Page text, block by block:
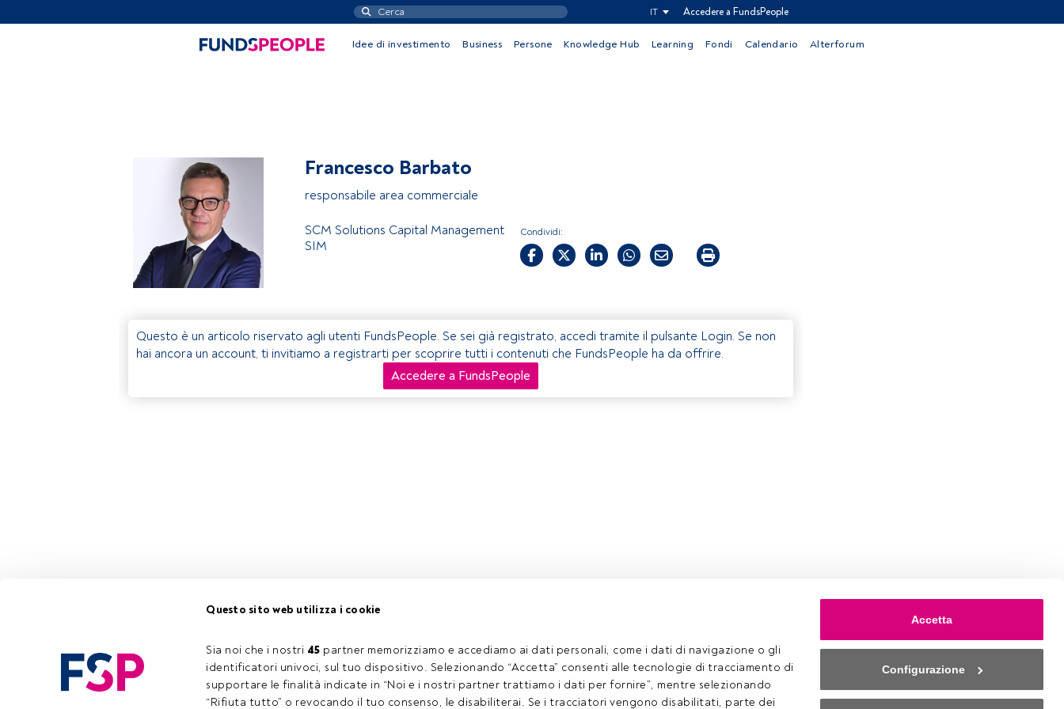
Questo sito web utilizza i cookie
Sia noi che i nostri 45 partner memorizziamo e accediamo ai dati personali, come i dati di navigazione o gli
identificatori univoci, sul tuo dispositivo. Selezionando “Accetta” consenti alle tecnologie di tracciamento di
supportare le finalità indicate in “Noi e i nostri partner trattiamo i dati per fornire”, mentre selezionando
“Rifiuta tutto” o revocando il tuo consenso, le disabiliterai. Se i tracciatori vengono disabilitati, parte dei
Accetta
Configurazione
IT Accedere a FundsPeople
Idee di investimento Business Persone Knowledge Hub Learning Fondi Calendario Alterforum
Francesco Barbato
responsabile area commerciale
SCM Solutions Capital Management
SIM
Condividi:
Questo è un articolo riservato agli utenti FundsPeople. Se sei già registrato, accedi tramite il pulsante Login. Se non
hai ancora un account, ti invitiamo a registrarti per scoprire tutti i contenuti che FundsPeople ha da offrire.
Accedere a FundsPeople